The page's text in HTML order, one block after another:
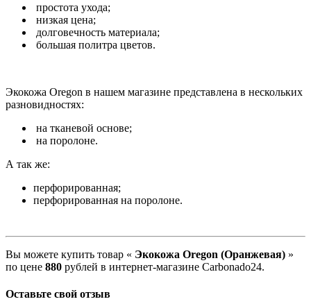
простота ухода;
низкая цена;
долговечность материала;
большая политра цветов.
Экокожа Oregon в нашем магазине представлена в нескольких
разновидностях:
на тканевой основе;
на поролоне.
А так же:
перфорированная;
перфорированная на поролоне.
Вы можете купить товар « Экокожа Oregon (Оранжевая) »
по цене 880 рублей в интернет-магазине Carbonado24.
Оставьте свой отзыв